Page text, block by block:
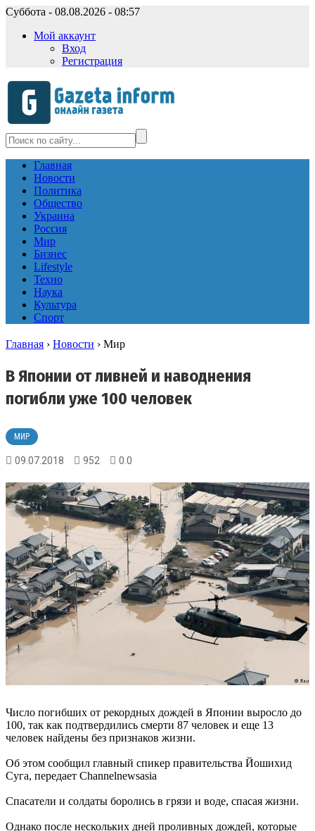
Суббота - 08.08.2026 - 08:57
Мой аккаунт
Вход
Регистрация
Главная
Новости
Политика
Общество
Украина
Россия
Мир
Бизнес
Lifestyle
Техно
Наука
Культура
Спорт
Главная › Новости › Мир
В Японии от ливней и наводнения
погибли уже 100 человек
МИР
09.07.2018 952 0.0
Число погибших от рекордных дождей в Японии выросло до
100, так как подтвердились смерти 87 человек и еще 13
человек найдены без признаков жизни.
Об этом сообщил главный спикер правительства Йошихид
Суга, передает Channelnewsasia
Спасатели и солдаты боролись в грязи и воде, спасая жизни.
Однако после нескольких дней проливных дождей, которые